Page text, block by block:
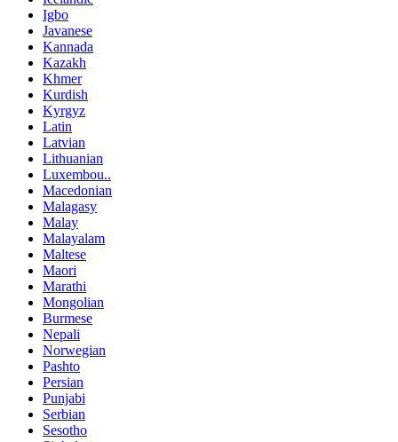
Igbo
Javanese
Kannada
Kazakh
Khmer
Kurdish
Kyrgyz
Latin
Latvian
Lithuanian
Luxembou..
Macedonian
Malagasy
Malay
Malayalam
Maltese
Maori
Marathi
Mongolian
Burmese
Nepali
Norwegian
Pashto
Persian
Punjabi
Serbian
Sesotho